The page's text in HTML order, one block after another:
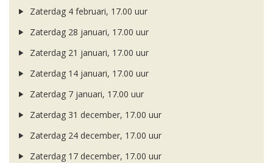
Zaterdag 4 februari, 17.00 uur
Zaterdag 28 januari, 17.00 uur
Zaterdag 21 januari, 17.00 uur
Zaterdag 14 januari, 17.00 uur
Zaterdag 7 januari, 17.00 uur
Zaterdag 31 december, 17.00 uur
Zaterdag 24 december, 17.00 uur
Zaterdag 17 december, 17.00 uur